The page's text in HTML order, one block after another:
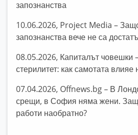
запознанства
10.06.2026, Project Media –
запознанства вече не са
08.05.2026, Капиталът човешки
стерилитет: как самотата
07.04.2026, Offnews.bg – В
срещи, в София няма жени.
работи наобратно?